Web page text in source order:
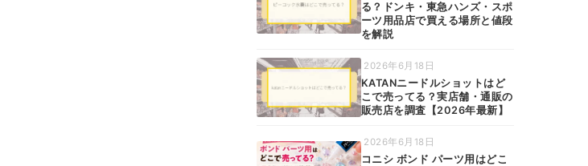
る？ドンキ・東急ハンズ・スポ
ーツ用品店で買える場所と値段
を解説
2026年6月18日
KATANニードルショットはど
こで売ってる？実店舗・通販の
販売店を調査【2026年最新】
2026年6月18日
コニシ ボンド パーツ用はどこ